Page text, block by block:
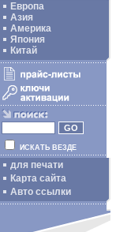
Европа
Азия
Америка
Япония
Китай
ИСКАТЬ ВЕЗДЕ
для печати
Карта сайта
Авто ссылки